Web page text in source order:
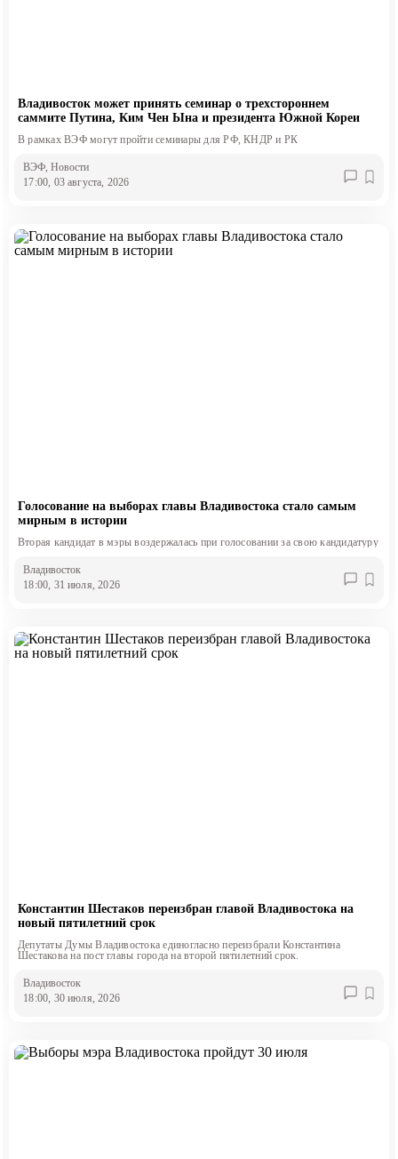
Владивосток может принять семинар о трехстороннем
саммите Путина, Ким Чен Ына и президента Южной Кореи
В рамках ВЭФ могут пройти семинары для РФ, КНДР и РК
ВЭФ, Новости
17:00, 03 августа, 2026
Голосование на выборах главы Владивостока стало самым
мирным в истории
Вторая кандидат в мэры воздержалась при голосовании за свою кандидатуру
Владивосток
18:00, 31 июля, 2026
Константин Шестаков переизбран главой Владивостока на
новый пятилетний срок
Депутаты Думы Владивостока единогласно переизбрали Константина
Шестакова на пост главы города на второй пятилетний срок.
Владивосток
18:00, 30 июля, 2026